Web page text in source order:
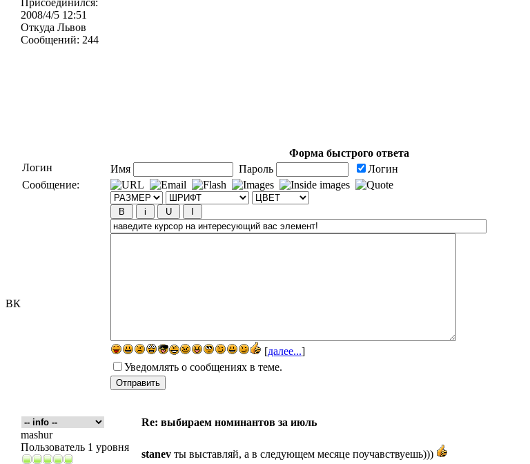
ВК
Присоединился:
2008/4/5 12:51
Откуда Львов
Сообщений: 244
Re: выбираем номинантов за июль
mashur
Пользователь 1 уровня
stanev ты выставляй, а в следующем месяце поучавствуешь)))
Форма быстрого ответа
Логин
Имя Пароль
Логин
Сообщение:
[далее...]
Уведомлять о сообщениях в теме.